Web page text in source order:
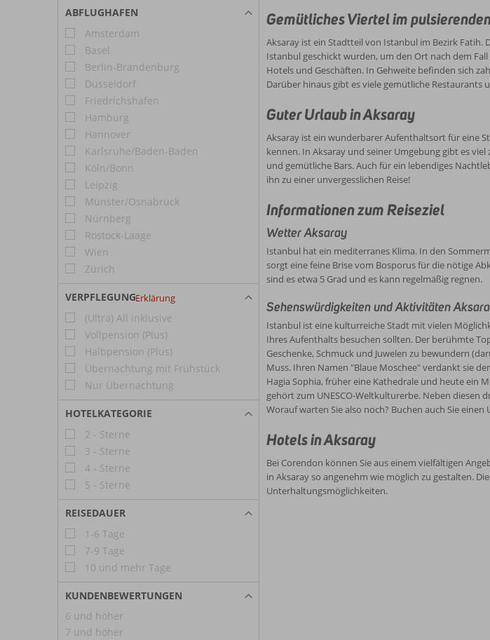
ABFLUGHAFEN
Amsterdam
Basel
Berlin-Brandenburg
Düsseldorf
Friedrichshafen
Hamburg
Hannover
Karlsruhe/Baden-Baden
Köln/Bonn
Leipzig
Münster/Osnabrück
Nürnberg
Rostock-Laage
Wien
Zürich
VERPFLEGUNGErklärung
(Ultra) All inklusive
Vollpension (Plus)
Halbpension (Plus)
Übernachtung mit Frühstück
Nur Übernachtung
HOTELKATEGORIE
2 - Sterne
3 - Sterne
4 - Sterne
5 - Sterne
REISEDAUER
1-6 Tage
7-9 Tage
10 und mehr Tage
KUNDENBEWERTUNGEN
6 und höher
7 und höher
einen wunderbaren Aufenthalt.
Gemütliches Viertel im
Aksaray ist ein Stadtteil von Istanbul im Bezirk
Istanbul geschickt wurden, um den Ort nach dem
Hotels und Geschäften. In Gehweite befinden sich
Darüber hinaus gibt es viele gemütliche
Guter Urlaub in Aksaray
Aksaray ist ein wunderbarer Aufenthaltsort für eine
kennen. In Aksaray und seiner Umgebung gibt es
und gemütliche Bars. Auch für ein lebendiges
ihn zu einer unvergesslichen Reise!
Informationen zum Reiseziel
Wetter Aksaray
Istanbul hat ein mediterranes Klima. In den
sorgt eine feine Brise vom Bosporus für die nötige
sind es etwa 5 Grad und es kann regelmäßig regnen.
Sehenswürdigkeiten und Aktivitäten
Istanbul ist eine kulturreiche Stadt mit vielen
Ihres Aufenthalts besuchen sollten. Der berühmte
Geschenke, Schmuck und Juwelen zu bewundern
Muss. Ihren Namen "Blaue Moschee" verdankt sie
Hagia Sophia, früher eine Kathedrale und heute ein
gehört zum UNESCO-Weltkulturerbe. Neben
Worauf warten Sie also noch? Buchen auch Sie
Hotels in Aksaray
Bei Corendon können Sie aus einem vielfältigen
in Aksaray so angenehm wie möglich zu gestalten.
Unterhaltungsmöglichkeiten.